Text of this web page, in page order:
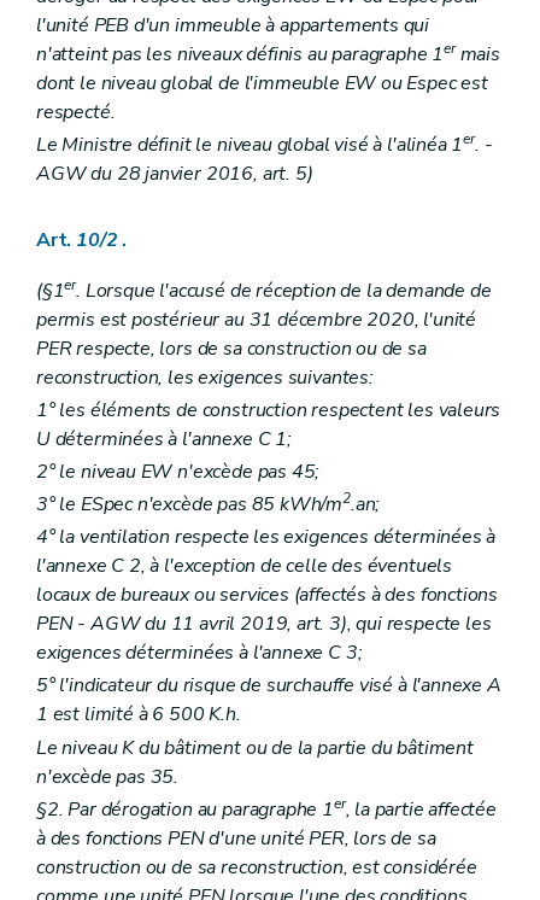
l'unité PEB d'un immeuble à appartements qui
n'atteint pas les niveaux définis au paragraphe 1ermais
dont le niveau global de l'immeuble EW ou Espec est
respecté.
Le Ministre définit le niveau global visé à l'alinéa 1er. -
AGW du 28 janvier 2016, art. 5)
Art. 10/2 .
(§1er. Lorsque l'accusé de réception de la demande de
permis est postérieur au 31 décembre 2020, l'unité
PER respecte, lors de sa construction ou de sa
reconstruction, les exigences suivantes:
1° les éléments de construction respectent les valeurs
U déterminées à l'annexe C 1;
2° le niveau EW n'excède pas 45;
3° le ESpec n'excède pas 85 kWh/m2.an;
4° la ventilation respecte les exigences déterminées à
l'annexe C 2, à l'exception de celle des éventuels
locaux de bureaux ou services (affectés à des fonctions
PEN - AGW du 11 avril 2019, art. 3), qui respecte les
exigences déterminées à l'annexe C 3;
5° l'indicateur du risque de surchauffe visé à l'annexe A
1 est limité à 6 500 K.h.
Le niveau K du bâtiment ou de la partie du bâtiment
n'excède pas 35.
§2. Par dérogation au paragraphe 1er, la partie affectée
à des fonctions PEN d'une unité PER, lors de sa
construction ou de sa reconstruction, est considérée